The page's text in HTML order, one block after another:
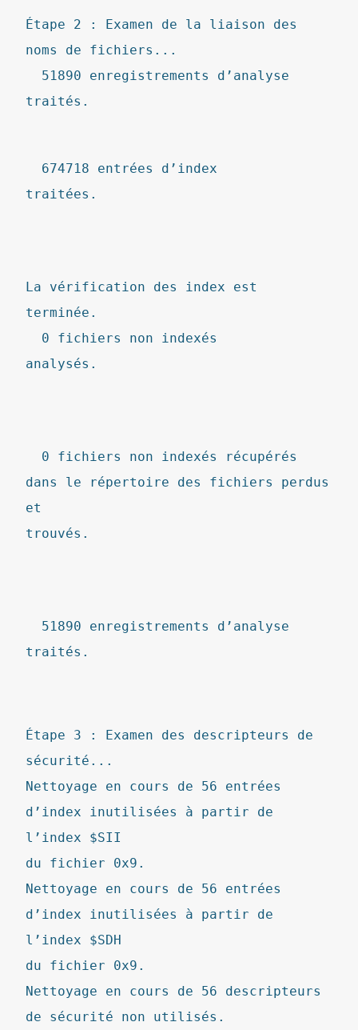
Étape 2 : Examen de la liaison des
noms de fichiers...
51890 enregistrements d’analyse
traités.
674718 entrées d’index
traitées.
La vérification des index est
terminée.
0 fichiers non indexés
analysés.
0 fichiers non indexés récupérés
dans le répertoire des fichiers perdus
et
trouvés.
51890 enregistrements d’analyse
traités.
Étape 3 : Examen des descripteurs de
sécurité...
Nettoyage en cours de 56 entrées
d’index inutilisées à partir de
l’index $SII
du fichier 0x9.
Nettoyage en cours de 56 entrées
d’index inutilisées à partir de
l’index $SDH
du fichier 0x9.
Nettoyage en cours de 56 descripteurs
de sécurité non utilisés.